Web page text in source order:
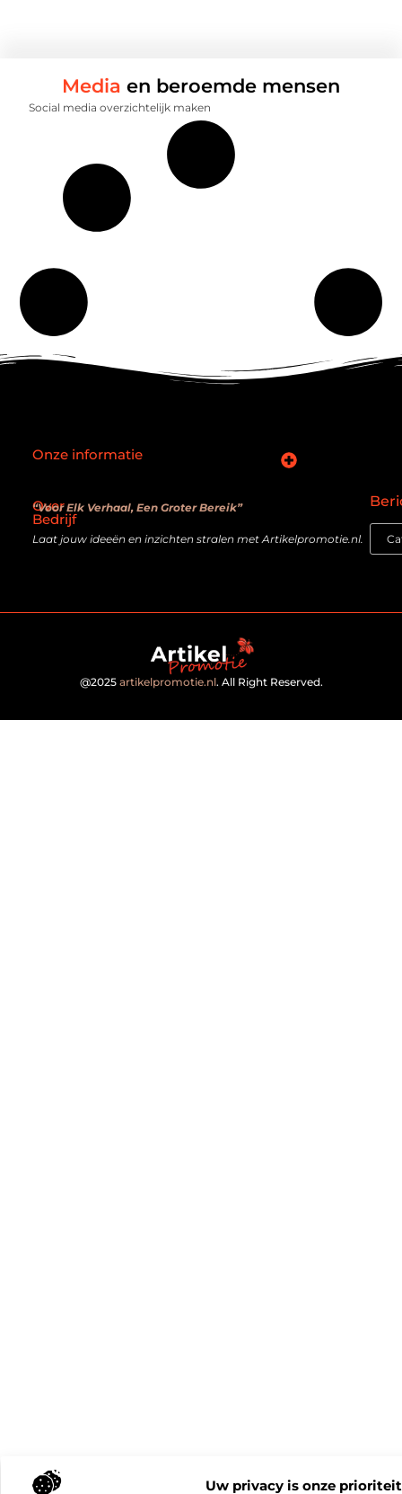
Uw privacy is onze prioriteit
Media en beroemde mensen
Social media overzichtelijk maken
Over
Bedrijf
“Voor Elk Verhaal, Een Groter Bereik”
Laat jouw ideeën en inzichten stralen met Artikelpromotie.nl.
Onze informatie
@2025 artikelpromotie.nl. All Right Reserved.